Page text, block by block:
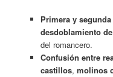
Primera y
desdoblamiento
del romancero.
Confusión entre
castillos, molinos